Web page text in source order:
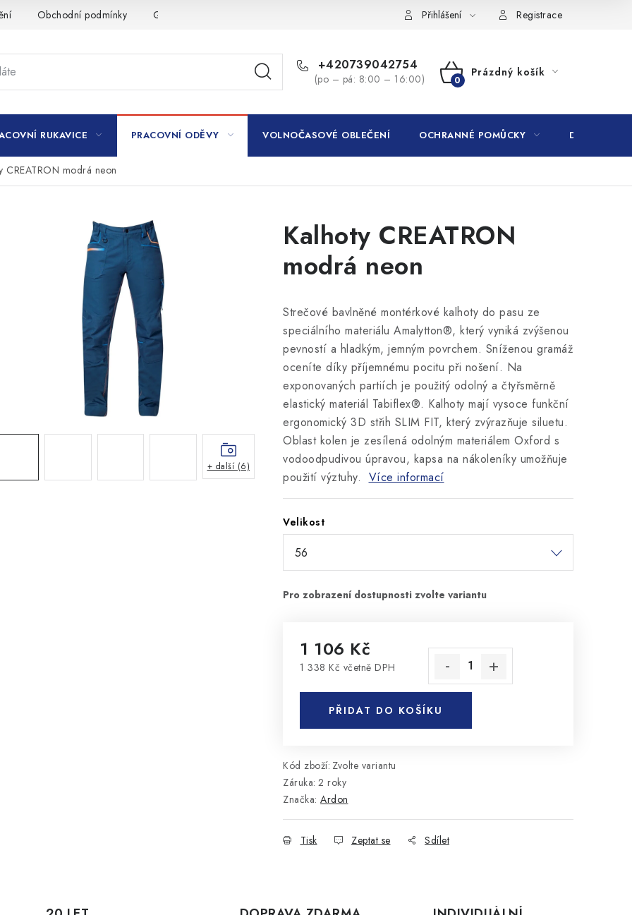
Obchodní podmínky GDPR Přihlášení Registrace
+420739042754
(po – pá: 8:00 – 16:00)
NÁKUPNÍ
Prázdný košík
RUKAVICE PRACOVNÍ ODĚVY VOLNOČASOVÉ OBLEČENÍ OCHRANNÉ POMŮCKY DROGERIE
CREATRON modrá neon
Kalhoty CREATRON
modrá neon
Strečové bavlněné montérkové kalhoty do pasu ze
speciálního materiálu Amalytton®, který vyniká zvýšenou
pevností a hladkým, jemným povrchem. Sníženou gramáž
oceníte díky příjemnému pocitu při nošení. Na
exponovaných partiích je použitý odolný a čtyřsměrně
elastický materiál Tabiflex®. Kalhoty mají vysoce funkční
ergonomický 3D střih SLIM FIT, který zvýrazňuje siluetu.
Oblast kolen je zesílená odolným materiálem Oxford s
vodoodpudivou úpravou, kapsa na nákoleníky umožňuje
použití výztuhy. Více informací
Velikost
1 106 Kč
1 338 Kč včetně DPH
PŘIDAT DO KOŠÍKU
Kód zboží: Zvolte variantu
Záruka: 2 roky
Značka: Ardon
Tisk Zeptat se Sdílet
+ další (6)